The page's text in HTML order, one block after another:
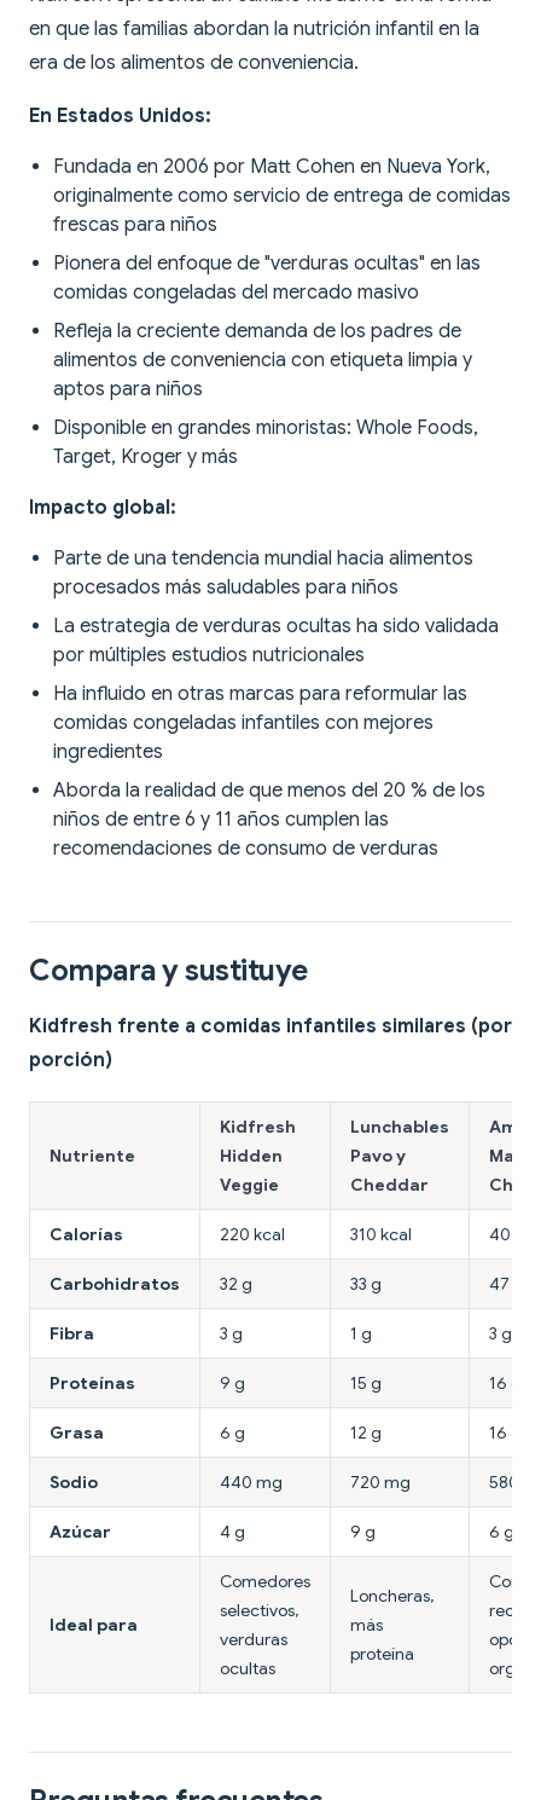
en que las familias abordan la nutrición infantil en la
era de los alimentos de conveniencia.
En Estados Unidos:
Fundada en 2006 por Matt Cohen en Nueva York,
originalmente como servicio de entrega de comidas
frescas para niños
Pionera del enfoque de "verduras ocultas" en las
comidas congeladas del mercado masivo
Refleja la creciente demanda de los padres de
alimentos de conveniencia con etiqueta limpia y
aptos para niños
Disponible en grandes minoristas: Whole Foods,
Target, Kroger y más
Impacto global:
Parte de una tendencia mundial hacia alimentos
procesados más saludables para niños
La estrategia de verduras ocultas ha sido validada
por múltiples estudios nutricionales
Ha influido en otras marcas para reformular las
comidas congeladas infantiles con mejores
ingredientes
Aborda la realidad de que menos del 20 % de los
niños de entre 6 y 11 años cumplen las
recomendaciones de consumo de verduras
Compara y sustituye
Kidfresh frente a comidas infantiles similares (por
porción)
Nutriente
Kidfresh
Hidden
Veggie
Lunchables
Pavo y
Cheddar
Mac &
Calorías 220 kcal 310 kcal 400
Carbohidratos 32 g 33 g 47 g
Fibra 3 g 1 g 3 g
Proteínas 9 g 15 g 16 g
Grasa 6 g 12 g 16 g
Sodio 440 mg 720 mg 580
Azúcar 4 g 9 g 6 g
Ideal para
Comedores
selectivos,
verduras
ocultas
Loncheras,
más
proteína
opción